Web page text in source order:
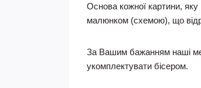
Основа кожної картини,
малюнком (схемою), що
За Вашим бажанням наші
укомплектувати бісером.